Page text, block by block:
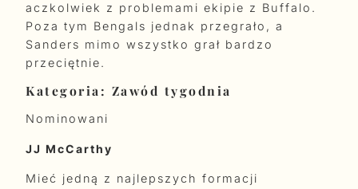
aczkolwiek z problemami ekipie z Buffalo.
Poza tym Bengals jednak przegrało, a
Sanders mimo wszystko grał bardzo
przeciętnie.
Kategoria: Zawód tygodnia
Nominowani
JJ McCarthy
Mieć jedną z najlepszych formacji